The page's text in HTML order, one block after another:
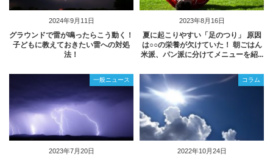
2024年9月11日
グラウンドで雷が鳴ったらこう動く！
子どもに教えておきたい雷への対処
法！
2023年8月16日
夏に起こりやすい「足のつり」 原因
は○○の栄養が欠けていた！ 朝ごはん
米派、パン派に分けてメニューを紹...
2023年7月20日
一般ニュース
2022年10月24日
コラム